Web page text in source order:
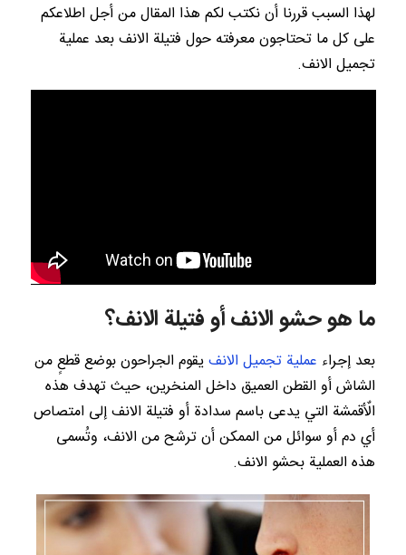
لهذا السبب قررنا أن نكتب لكم هذا المقال من أجل اطلاعكم
على كل ما تحتاجون معرفته حول فتيلة الانف بعد عملية
تجميل الانف.
ما هو حشو الانف أو فتيلة الانف؟
بعد إجراء عملية تجميل الانفيقوم الجراحون بوضع قطعٍ من
الشاش أو القطن العميق داخل المنخرين، حيث تهدف هذه
الٌأقمشة التي يدعى باسم سدادة أو فتيلة الانف إلى امتصاص
أي دم أو سوائل من الممكن أن ترشح من الانف، وتُسمى
هذه العملية بحشو الانف.